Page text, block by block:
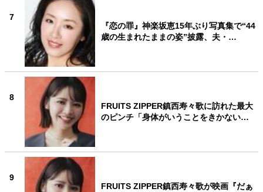
7
『恋の罪』神楽坂恵15年ぶり写真集で“44
歳の生まれたままの姿”披露、夫・…
8
FRUITS ZIPPER鎮西寿々歌に訪れた最大
のピンチ「身体がいうことをきかない…
9
FRUITS ZIPPER鎮西寿々歌が映画『だぁ